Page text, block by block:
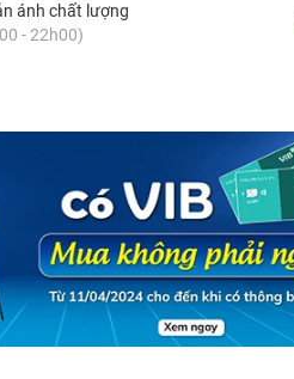
ánh chất lượng
- 22h00)